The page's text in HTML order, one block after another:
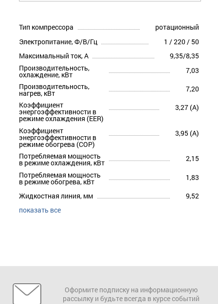
Тип компрессора
ротационный
Электропитание, Ф/В/Гц
1 / 220 / 50
Максимальный ток, А
9,35/8,35
Производительность,
охлаждение, кВт
7,03
Производительность,
нагрев, кВт
7,20
Коэффициент
энергоэффективности в
режиме охлаждения (EER)
3,27 (A)
Коэффициент
энергоэффективности в
режиме обогрева (COP)
3,95 (A)
Потребляемая мощность
в режиме охлаждения, кВт
2,15
Потребляемая мощность
в режиме обогрева, кВт 1,83
Жидкостная линия, мм
9,52
показать все
Оформите подписку на информационную
рассылку и будьте всегда в курсе событий